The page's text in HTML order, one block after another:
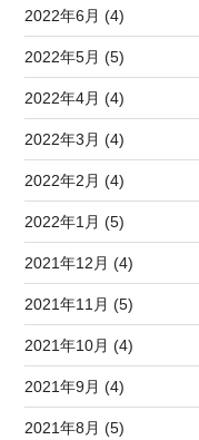
2022年6月 (4)
2022年5月 (5)
2022年4月 (4)
2022年3月 (4)
2022年2月 (4)
2022年1月 (5)
2021年12月 (4)
2021年11月 (5)
2021年10月 (4)
2021年9月 (4)
2021年8月 (5)